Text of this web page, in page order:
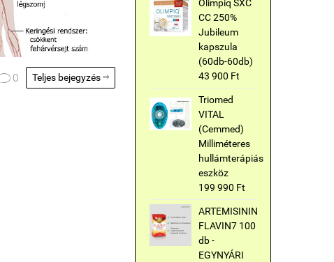
0 Teljes bejegyzés 
Olimpiq SXC
CC 250%
Jubileum
kapszula
(60db-60db)
43 900 Ft
Triomed
VITAL
(Cemmed)
Milliméteres
hullámterápiás
eszköz
199 990 Ft
ARTEMISININ
FLAVIN7 100
db -
EGYNYÁRI